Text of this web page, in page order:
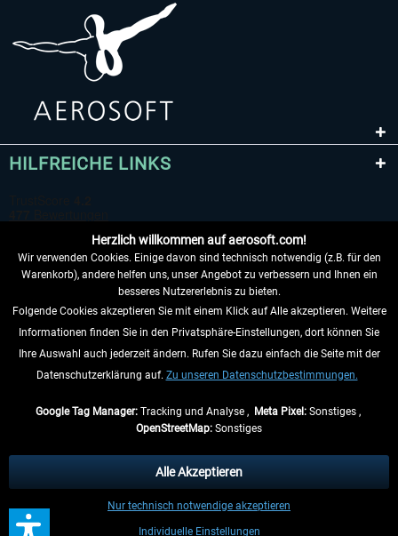
HILFREICHE LINKS
VERTRAG WIDERRUFEN
INFORMATIONEN
anders beschrieben.
** Gilt für Lieferungen innerhalb Deutschlands, Lieferzeiten für andere Länder
entnehmen Sie bitte denVersandinformationen
Herzlich willkommen auf aerosoft.com!
Wir verwenden Cookies. Einige davon sind technisch notwendig (z.B. für den
Warenkorb), andere helfen uns, unser Angebot zu verbessern und Ihnen ein
besseres Nutzererlebnis zu bieten.
Folgende Cookies akzeptieren Sie mit einem Klick auf Alle akzeptieren. Weitere
Informationen finden Sie in den Privatsphäre-Einstellungen, dort können Sie
Ihre Auswahl auch jederzeit ändern. Rufen Sie dazu einfach die Seite mit der
Datenschutzerklärung auf. Zu unseren Datenschutzbestimmungen.
Google Tag Manager:Tracking und Analyse , Meta Pixel:Sonstiges ,
OpenStreetMap: Sonstiges
Individuelle Einstellungen
Nur technisch notwendige akzeptieren
Alle Akzeptieren